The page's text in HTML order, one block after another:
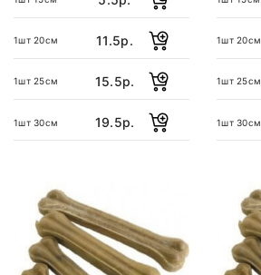
1шт 20см 11.5р.
1шт 25см 15.5р.
1шт 30см 19.5р.
1шт 20см
1шт 25см
1шт 30см